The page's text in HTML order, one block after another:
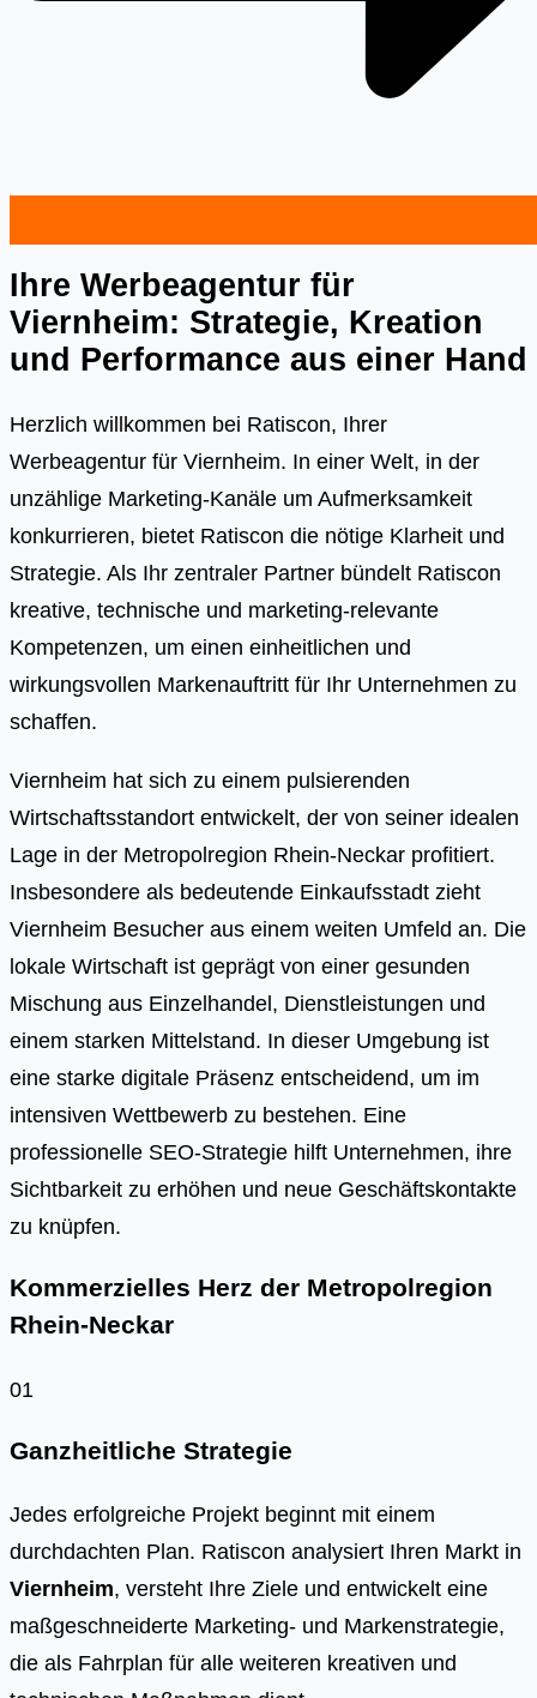
Ihre Werbeagentur für
Viernheim: Strategie, Kreation
und Performance aus einer Hand
Herzlich willkommen bei Ratiscon, Ihrer
Werbeagentur für Viernheim. In einer Welt, in der
unzählige Marketing-Kanäle um Aufmerksamkeit
konkurrieren, bietet Ratiscon die nötige Klarheit und
Strategie. Als Ihr zentraler Partner bündelt Ratiscon
kreative, technische und marketing-relevante
Kompetenzen, um einen einheitlichen und
wirkungsvollen Markenauftritt für Ihr Unternehmen zu
schaffen.
Viernheim hat sich zu einem pulsierenden
Wirtschaftsstandort entwickelt, der von seiner idealen
Lage in der Metropolregion Rhein-Neckar profitiert.
Insbesondere als bedeutende Einkaufsstadt zieht
Viernheim Besucher aus einem weiten Umfeld an. Die
lokale Wirtschaft ist geprägt von einer gesunden
Mischung aus Einzelhandel, Dienstleistungen und
einem starken Mittelstand. In dieser Umgebung ist
eine starke digitale Präsenz entscheidend, um im
intensiven Wettbewerb zu bestehen. Eine
professionelle SEO-Strategie hilft Unternehmen, ihre
Sichtbarkeit zu erhöhen und neue Geschäftskontakte
zu knüpfen.
Kommerzielles Herz der Metropolregion
Rhein-Neckar
01
Ganzheitliche Strategie
Jedes erfolgreiche Projekt beginnt mit einem
durchdachten Plan. Ratiscon analysiert Ihren Markt in
Viernheim, versteht Ihre Ziele und entwickelt eine
maßgeschneiderte Marketing- und Markenstrategie,
die als Fahrplan für alle weiteren kreativen und